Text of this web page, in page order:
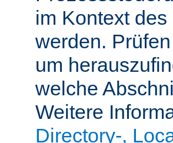
im Kontext
werden.
um
welche
Weitere
Directory-,